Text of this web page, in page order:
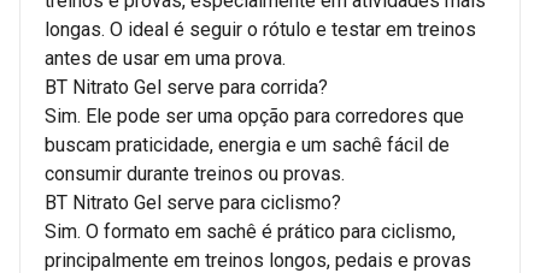
longas. O ideal é seguir o rótulo e testar em treinos
antes de usar em uma prova.
BT Nitrato Gel serve para corrida?
Sim. Ele pode ser uma opção para corredores que
buscam praticidade, energia e um sachê fácil de
consumir durante treinos ou provas.
BT Nitrato Gel serve para ciclismo?
Sim. O formato em sachê é prático para ciclismo,
principalmente em treinos longos, pedais e provas